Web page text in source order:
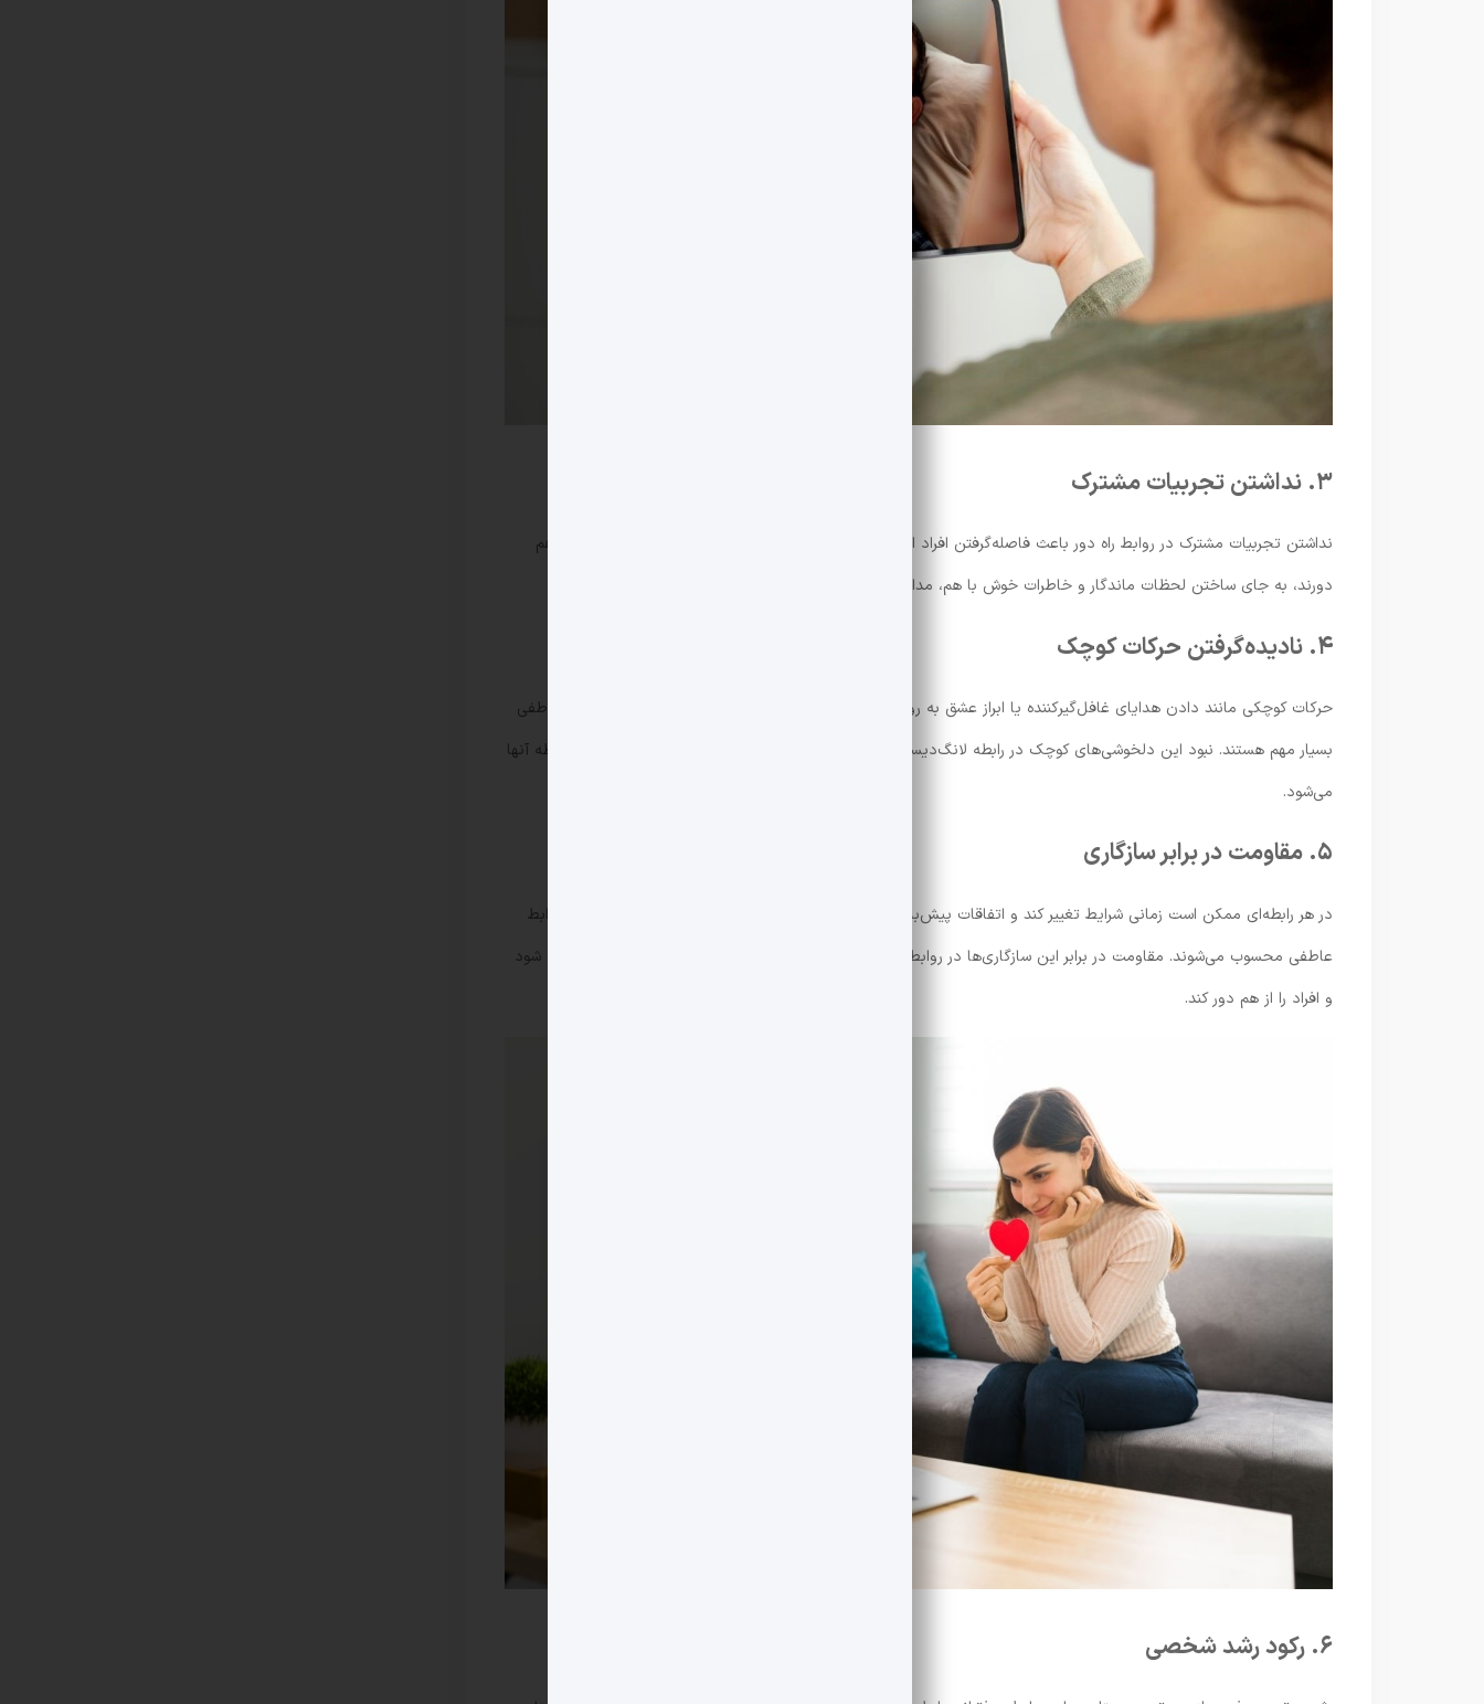
۳. نداشتن تجربیات مشترک
نداشتن تجربیات مشترک در روابط راه دور باعث فاصله‌گرفتن افراد از یکدیگر و کم‌رنگ‌شدن رابطه آنها می‌شود. وقتی افراد از هم
دورند، به جای ساختن لحظات ماندگار و خاطرات خوش با هم، مدام در حال تبادل اطلاعات درباره روز سپری‌شده‌اند.
۴. نادیده‌گرفتن حرکات کوچک
حرکات کوچکی مانند دادن هدایای غافل‌گیرکننده یا ابراز عشق به روش‌های مختلف در حفظ حس ارتباط و صمیمیت رابطه عاطفی
بسیار مهم هستند. نبود این دلخوشی‌های کوچک در رابطه لانگ‌دیستنس باعث فاصله‌گرفتن شرکای عاطفی و کم‌رنگ‌شدن رابطه آنها
می‌شود.
۵. مقاومت در برابر سازگاری
در هر رابطه‌ای ممکن است زمانی شرایط تغییر کند و اتفاقات پیش‌بینی‌نشده‌ای رخ دهند. انعطاف‌پذیری و سازگاری از ارکان‌ روابط
عاطفی محسوب می‌شوند. مقاومت در برابر این سازگاری‌ها در روابط لانگ‌دیستنس ممکن است منجر به سوءتفاهم و دلخوری شود
و افراد را از هم دور کند.
۶. رکود رشد شخصی